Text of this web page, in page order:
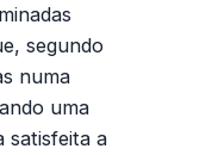
segundo
numa
uma
satisfeita a